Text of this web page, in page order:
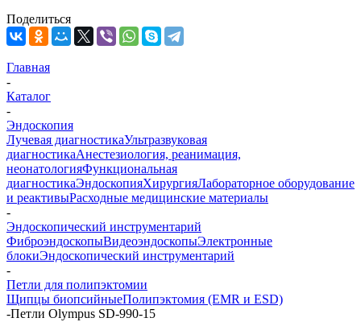
Поделиться
Главная
-
Каталог
-
Эндоскопия
Лучевая диагностикаУльтразвуковая
диагностикаАнестезиология, реанимация,
неонатологияФункциональная
диагностикаЭндоскопияХирургияЛабораторное оборудование
и реактивыРасходные медицинские материалы
-
Эндоскопический инструментарий
ФиброэндоскопыВидеоэндоскопыЭлектронные
блокиЭндоскопический инструментарий
-
Петли для полипэктомии
Щипцы биопсийныеПолипэктомия (EMR и ESD)
-Петли Olympus SD-990-15